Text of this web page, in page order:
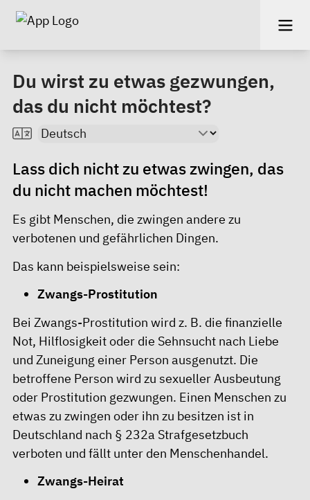
Du wirst zu etwas gezwungen,
das du nicht möchtest?
Lass dich nicht zu etwas zwingen, das
du nicht machen möchtest!
Es gibt Menschen, die zwingen andere zu
verbotenen und gefährlichen Dingen.
Das kann beispielsweise sein:
Zwangs-Prostitution
Bei Zwangs-Prostitution wird z. B. die finanzielle
Not, Hilflosigkeit oder die Sehnsucht nach Liebe
und Zuneigung einer Person ausgenutzt. Die
betroffene Person wird zu sexueller Ausbeutung
oder Prostitution gezwungen. Einen Menschen zu
etwas zu zwingen oder ihn zu besitzen ist in
Deutschland nach § 232a Strafgesetzbuch
verboten und fällt unter den Menschenhandel.
Zwangs-Heirat